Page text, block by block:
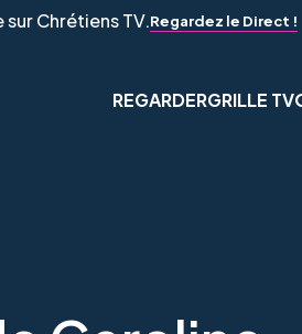
sur Chrétiens TV.Regardez le Direct !
REGARDERGRILLE TV